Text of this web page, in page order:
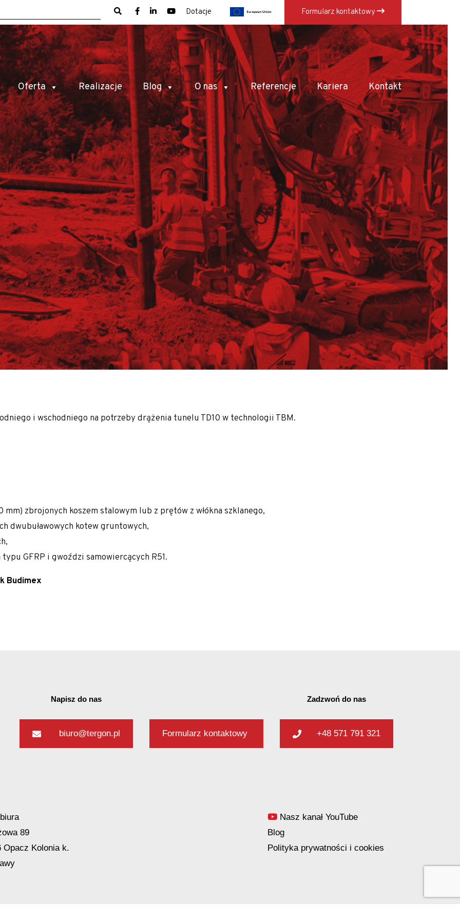
Dotacje Formularz kontaktowy
Oferta Realizacje Blog O nas Referencje Kariera Kontakt
×
i wschodniego na potrzeby drążenia tunelu TD10 w technologii TBM.
zbrojonych koszem stalowym lub z prętów z włókna szklanego,
dwubuławowych kotew gruntowych,
GFRP i gwoździ samowiercących R51.
Budimex
Napisz do nas
biuro@tergon.pl Formularz kontaktowy
Zadzwoń do nas
+48 571 791 321
89
Opacz Kolonia k.
Nasz kanał YouTube
Blog
Polityka prywatności i cookies